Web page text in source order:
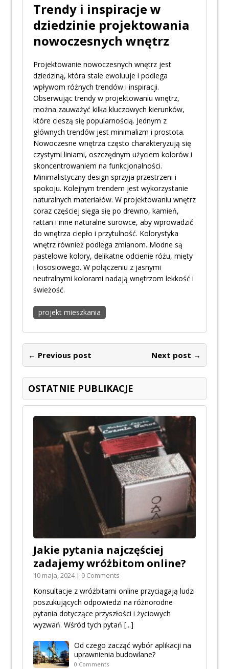
Trendy i inspiracje w
dziedzinie projektowania
nowoczesnych wnętrz
Projektowanie nowoczesnych wnętrz jest
dziedziną, która stale ewoluuje i podlega
wpływom różnych trendów i inspiracji.
Obserwując trendy w projektowaniu wnętrz,
można zauważyć kilka kluczowych kierunków,
które cieszą się popularnością. Jednym z
głównych trendów jest minimalizm i prostota.
Nowoczesne wnętrza często charakteryzują się
czystymi liniami, oszczędnym użyciem kolorów i
skoncentrowaniem na funkcjonalności.
Minimalistyczny design sprzyja przestrzeni i
spokoju. Kolejnym trendem jest wykorzystanie
naturalnych materiałów. W projektowaniu wnętrz
coraz częściej sięga się po drewno, kamień,
rattan i inne naturalne surowce, aby wprowadzić
do wnętrza ciepło i przytulność. Kolorystyka
wnętrz również podlega zmianom. Modne są
pastelowe kolory, delikatne odcienie różu, mięty
i łososiowego. W połączeniu z jasnymi
neutralnymi kolorami nadają wnętrzom lekkość i
świeżość.
projekt mieszkania
← Previous post Next post →
OSTATNIE PUBLIKACJE
Jakie pytania najczęściej
zadajemy wróżbitom online?
10 maja, 2024 | 0 Comments
Konsultacje z wróżbitami online przyciągają ludzi
poszukujących odpowiedzi na różnorodne
pytania dotyczące przyszłości i życiowych
wyzwań. Wśród tych pytań [...]
Od czego zacząć wybór aplikacji na
uprawnienia budowlane?
0 Comments